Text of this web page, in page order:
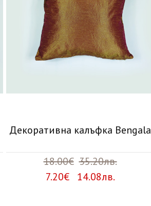
Декоративна калъфка Bengala
18.00€ 35.20лв.
7.20€ 14.08лв.